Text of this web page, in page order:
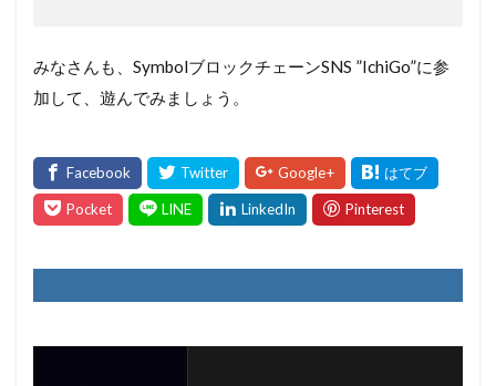
みなさんも、SymbolブロックチェーンSNS ”IchiGo”に参
加して、遊んでみましょう。